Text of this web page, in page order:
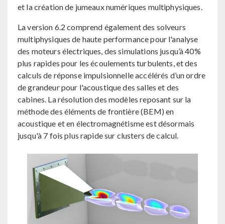
et la création de jumeaux numériques multiphysiques.
La version 6.2 comprend également des solveurs
multiphysiques de haute performance pour l'analyse
des moteurs électriques, des simulations jusqu’à 40%
plus rapides pour les écoulements turbulents, et des
calculs de réponse impulsionnelle accélérés d’un ordre
de grandeur pour l'acoustique des salles et des
cabines. La résolution des modèles reposant sur la
méthode des éléments de frontière (BEM) en
acoustique et en électromagnétisme est désormais
jusqu'à 7 fois plus rapide sur clusters de calcul.